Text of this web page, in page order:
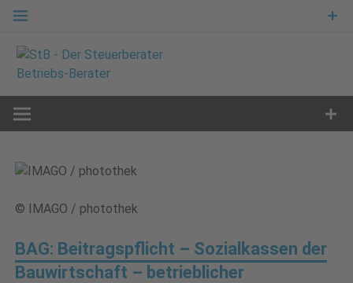
Zum
springen
Betriebs- Berater
© IMAGO / photothek
BAG: Beitragspflicht – Sozialkassen der
Bauwirtschaft – betrieblicher